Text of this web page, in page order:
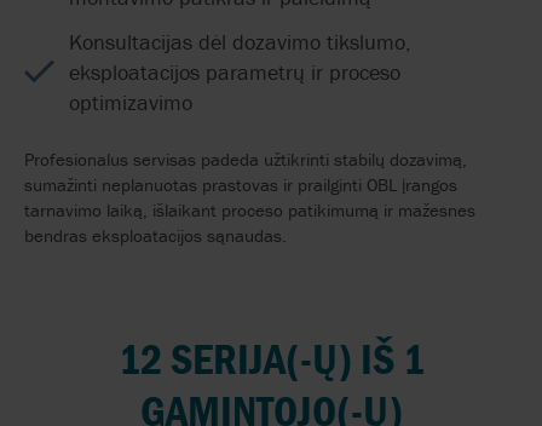
Konsultacijas dėl dozavimo tikslumo,
eksploatacijos parametrų ir proceso
optimizavimo
Profesionalus servisas padeda užtikrinti stabilų dozavimą,
sumažinti neplanuotas prastovas ir prailginti OBL įrangos
tarnavimo laiką, išlaikant proceso patikimumą ir mažesnes
bendras eksploatacijos sąnaudas.
12 SERIJA(-Ų) IŠ 1
GAMINTOJO(-Ų)